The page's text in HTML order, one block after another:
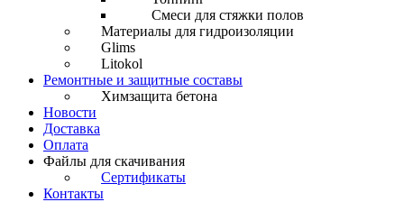
Смеси для стяжки полов
Материалы для гидроизоляции
Glims
Litokol
Ремонтные и защитные составы
Химзащита бетона
Новости
Доставка
Оплата
Файлы для скачивания
Сертификаты
Контакты